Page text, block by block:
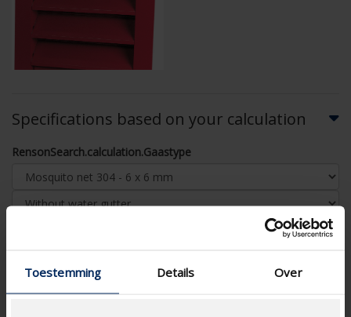
Toestemming Details Over
Specifications based on your calculation
RensonSearch.calculation.Gaastype